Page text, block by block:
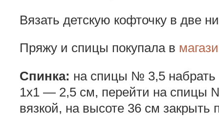
Вязать детскую кофточку в две
Пряжу и спицы покупала в
Спинка: на спицы № 3,5 набрать
1х1 — 2,5 см, перейти на спицы
вязкой, на высоте 36 см закрыть